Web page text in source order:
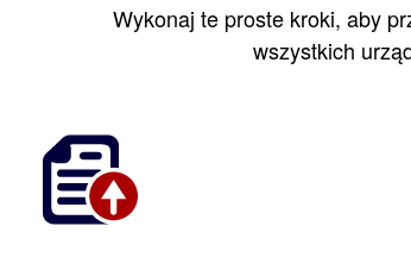
Wykonaj te proste kroki, aby
wszystkich